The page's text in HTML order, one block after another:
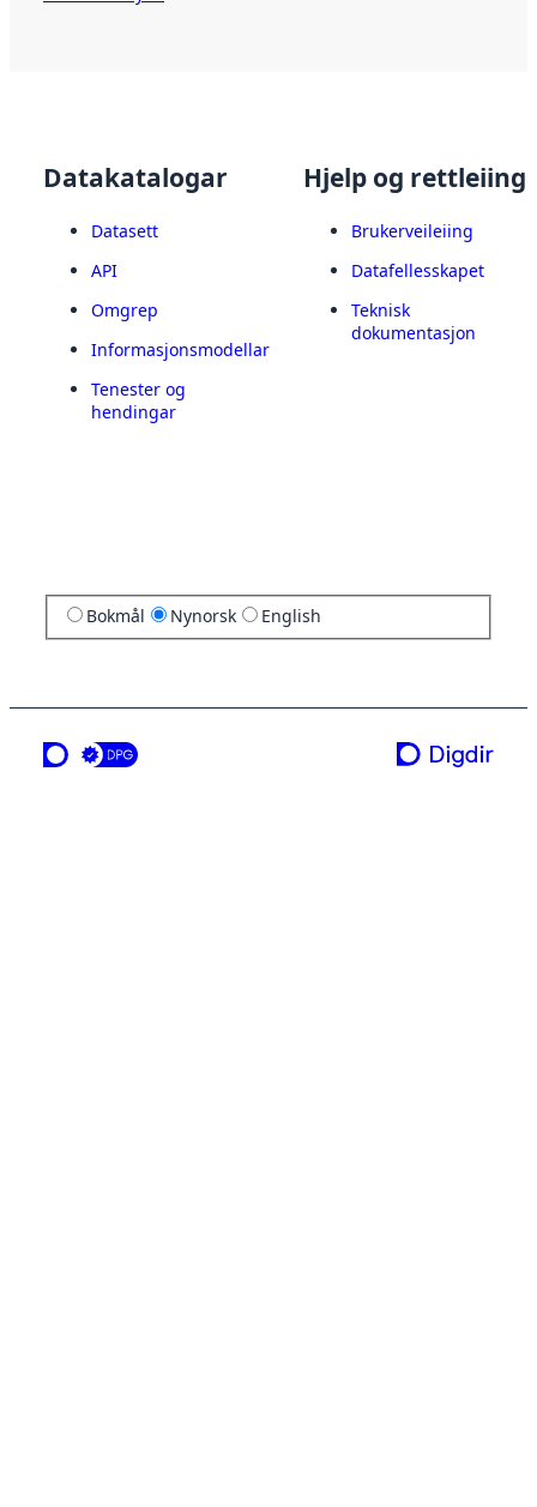
Datakatalogar
Datasett
API
Omgrep
Informasjonsmodellar
Tenester og
hendingar
Hjelp og rettleiing
Brukerveileiing
Datafellesskapet
Teknisk
dokumentasjon
Bokmål Nynorsk English